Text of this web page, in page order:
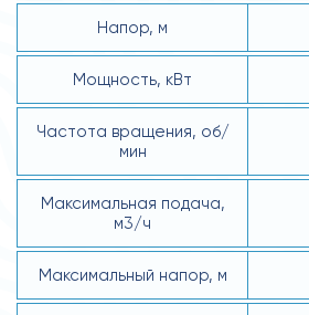
Напор, м
Мощность, кВт
Частота вращения, об/
мин
Максимальная подача,
м3/ч
Максимальный напор, м